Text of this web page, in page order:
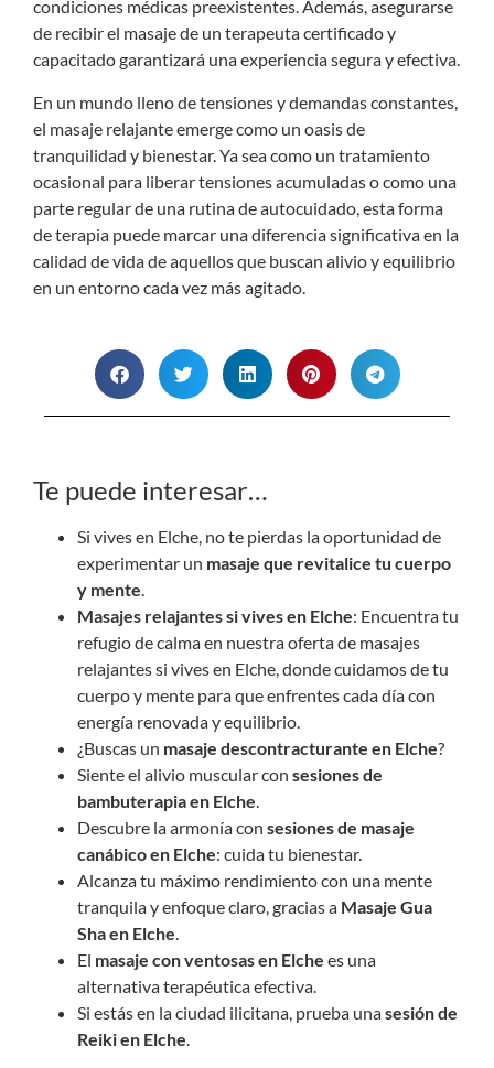
condiciones médicas preexistentes. Además, asegurarse
de recibir el masaje de un terapeuta certificado y
capacitado garantizará una experiencia segura y efectiva.
En un mundo lleno de tensiones y demandas constantes,
el masaje relajante emerge como un oasis de
tranquilidad y bienestar. Ya sea como un tratamiento
ocasional para liberar tensiones acumuladas o como una
parte regular de una rutina de autocuidado, esta forma
de terapia puede marcar una diferencia significativa en la
calidad de vida de aquellos que buscan alivio y equilibrio
en un entorno cada vez más agitado.
Te puede interesar…
Si vives en Elche, no te pierdas la oportunidad de
experimentar un masaje que revitalice tu cuerpo
y mente.
Masajes relajantes si vives en Elche: Encuentra tu
refugio de calma en nuestra oferta de masajes
relajantes si vives en Elche, donde cuidamos de tu
cuerpo y mente para que enfrentes cada día con
energía renovada y equilibrio.
¿Buscas un masaje descontracturante en Elche?
Siente el alivio muscular con sesiones de
bambuterapia en Elche.
Descubre la armonía con sesiones de masaje
canábico en Elche: cuida tu bienestar.
Alcanza tu máximo rendimiento con una mente
tranquila y enfoque claro, gracias a Masaje Gua
Sha en Elche.
El masaje conventosasen Elche es una
alternativa terapéutica efectiva.
Si estás en la ciudad ilicitana, prueba unasesión de
Reiki en Elche.